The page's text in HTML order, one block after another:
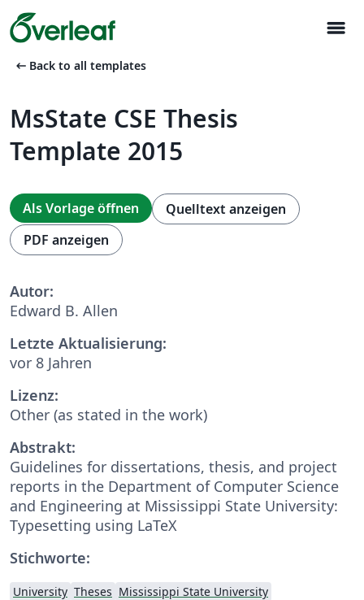
menu
arrow_left_alt Back to all templates
MsState CSE Thesis
Template 2015
Als Vorlage öffnen
Quelltext anzeigen
PDF anzeigen
Autor:
Edward B. Allen
Letzte Aktualisierung:
vor 8 Jahren
Lizenz:
Other (as stated in the work)
Abstrakt:
Guidelines for dissertations, thesis, and project
reports in the Department of Computer Science
and Engineering at Mississippi State University:
Typesetting using LaTeX
Stichworte:
University Theses Mississippi State University